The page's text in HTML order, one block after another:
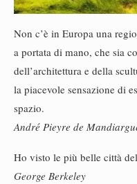
Non c’è in Europa una
a portata di mano, che sia
dell’architettura e della
la piacevole sensazione di
spazio.
André Pieyre de
Ho visto le più belle città
George Berkeley